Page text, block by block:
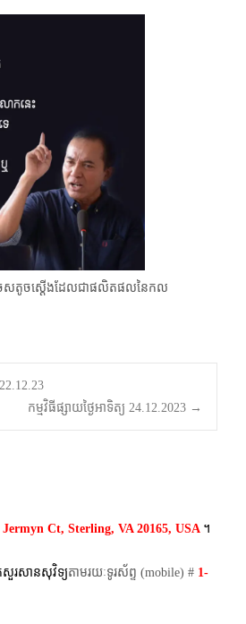
ចសតូចស្ដើងដែលជាផលិតផលនៃកល
កម្មវិធីផ្សាយថ្ងៃអាទិត្យ 24.12.2023 →
Ct, Sterling, VA 20165, USA ។​
រសានសុវិទ្យតាមរយៈទូរស័ព្ទ​ (mobile)​ # 1-